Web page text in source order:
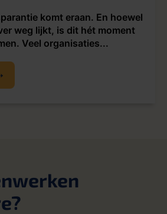
komt eraan. En hoewel
weg lijkt, is dit hét moment
Veel organisaties...